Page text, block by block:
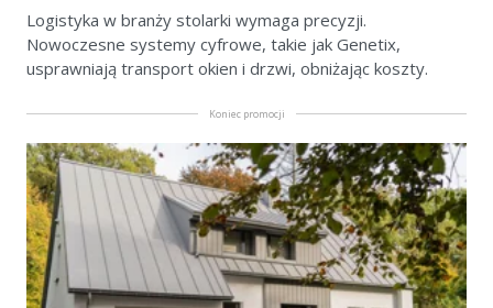
Logistyka w branży stolarki wymaga precyzji.
Nowoczesne systemy cyfrowe, takie jak Genetix,
usprawniają transport okien i drzwi, obniżając koszty.
Koniec promocji